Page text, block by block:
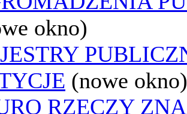
okno)
(nowe okno)
RZECZY